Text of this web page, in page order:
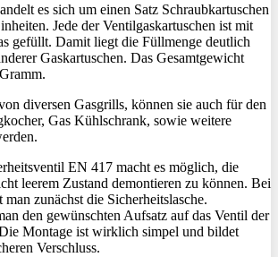
es sich um einen Satz Schraubkartuschen
Jede der Ventilgaskartuschen ist mit
gefüllt. Damit liegt die Füllmenge deutlich
Gaskartuschen. Das Gesamtgewicht
diversen Gasgrills, können sie auch für den
Gas Kühlschrank, sowie weitere
EN 417 macht es möglich, die
leerem Zustand demontieren zu können. Bei
zunächst die Sicherheitslasche.
den gewünschten Aufsatz auf das Ventil der
Montage ist wirklich simpel und bildet
Verschluss.